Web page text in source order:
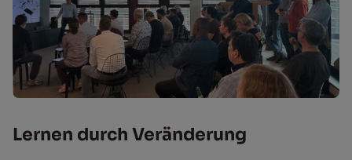
Ler­nen durch Ver­än­de­rung